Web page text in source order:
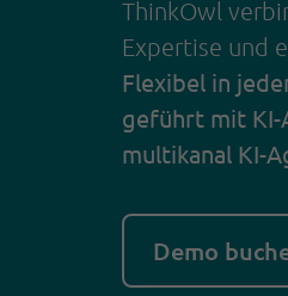
ThinkOwl
Expertise und
Flexibel in
geführt mit KI-
multikanal KI-
Demo